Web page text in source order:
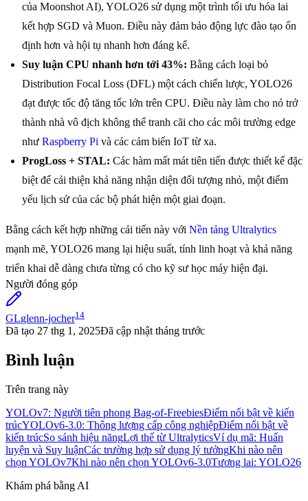
của Moonshot AI), YOLO26 sử dụng một trình tối ưu hóa lai
kết hợp SGD và Muon. Điều này đảm bảo động lực đào tạo ổn
định hơn và hội tụ nhanh hơn đáng kể.
Suy luận CPU nhanh hơn tới 43%: Bằng cách loại bỏ
Distribution Focal Loss (DFL) một cách chiến lược, YOLO26
đạt được tốc độ tăng tốc lớn trên CPU. Điều này làm cho nó trở
thành nhà vô địch không thể tranh cãi cho các môi trường edge
như Raspberry Pi và các cảm biến IoT từ xa.
ProgLoss + STAL: Các hàm mất mát tiên tiến được thiết kế đặc
biệt để cải thiện khả năng nhận diện đối tượng nhỏ, một điểm
yếu lịch sử của các bộ phát hiện một giai đoạn.
Bằng cách kết hợp những cải tiến này với Nền tảng Ultralytics
mạnh mẽ, YOLO26 mang lại hiệu suất, tính linh hoạt và khả năng
triển khai dễ dàng chưa từng có cho kỹ sư học máy hiện đại.
Người đóng góp
GLglenn-jocher14
Đã tạo 27 thg 1, 2025Đã cập nhật tháng trước
Bình luận
Trên trang này
YOLOv7: Người tiên phong Bag-of-FreebiesĐiểm nổi bật về kiến
trúcYOLOv6-3.0: Thông lượng cấp công nghiệpĐiểm nổi bật về
kiến trúcSo sánh hiệu năngLợi thế từ UltralyticsVí dụ mã: Huấn
luyện và Suy luậnCác trường hợp sử dụng lý tưởngKhi nào nên
chọn YOLOv7Khi nào nên chọn YOLOv6-3.0Tương lai: YOLO26
Khám phá bằng AI